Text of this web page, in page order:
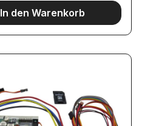
In den Warenkorb